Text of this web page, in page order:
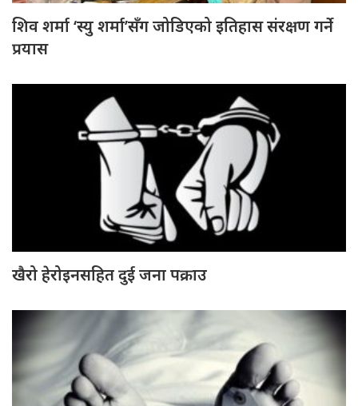
शिव शर्मा ‘स्यु शर्मा’सँग जोडिएको इतिहास संरक्षण गर्ने
प्रयास
खैरो हेरोइनसहित दुई जना पक्राउ